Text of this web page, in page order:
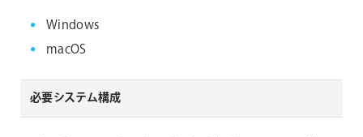
Windows
macOS
必要システム構成